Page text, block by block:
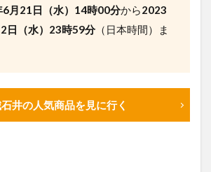
月21日（水）14時00分から2023
日（水）23時59分（日本時間）ま
井の人気商品を見に行く